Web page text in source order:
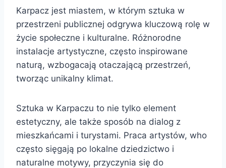
Karpacz jest miastem, w którym sztuka w
przestrzeni publicznej odgrywa kluczową rolę w
życie społeczne i kulturalne. Różnorodne
instalacje artystyczne, często inspirowane
naturą, wzbogacają otaczającą przestrzeń,
tworząc unikalny klimat.
Sztuka w Karpaczu to nie tylko element
estetyczny, ale także sposób na dialog z
mieszkańcami i turystami. Praca artystów, who
często sięgają po lokalne dziedzictwo i
naturalne motywy, przyczynia się do